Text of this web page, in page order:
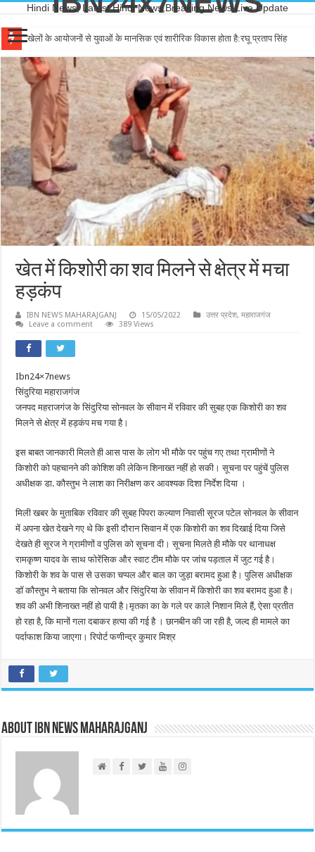
Hindi News, Latest Hindi News,Breaking News,Live Update
खेलों के आयोजनों से युवाओं के मानसिक एवं शारीरिक विकास होता है:रघू प्रताप सिंह
खेत में किशोरी का शव मिलने से क्षेत्र में मचा
हड़कंप
IBN NEWS MAHARAJGANJ 15/05/2022 उत्तर प्रदेश,महाराजगंज
Leave a comment
389 Views
Ibn24×7news
सिंदुरिया महाराजगंज
जनपद महराजगंज के सिंदुरिया सोनवल के सीवान में रविवार की सुबह एक किशोरी का शव
मिलने से क्षेत्र में हड़कंप मच गया है।
इस बाबत जानकारी मिलते ही आस पास के लोग भी मौके पर पहुंच गए तथा ग्रामीणों ने
किशोरी को पहचानने की कोशिश की लेकिन शिनाख्त नहीं हो सकी। सूचना पर पहुंचें पुलिस
अधीक्षक डा. कौस्तुभ ने लाश का निरीक्षण कर आवश्यक दिशा निर्देश दिया ।
मिली खबर के मुताबिक रविवार की सुबह पिपरा कल्याण निवासी सूरज पटेल सोनवल के सीवान
में अपना खेत देखने गए थे कि इसी दौरान सिवान में एक किशोरी का शव दिखाई दिया जिसे
देखते ही सूरज ने ग्रामीणों व पुलिस को सूचना दी। सूचना मिलते ही मौके पर थानाधक्ष
रामकृष्ण यादव के साथ फोरेंसिक और स्वाट टीम मौके पर जांच पड़ताल में जुट गई है।
किशोरी के शव के पास से उसका चप्पल और बाल का जुड़ा बरामद हुआ है। पुलिस अधीक्षक
डॉ कौस्तुभ ने बताया कि सोनवल और सिंदुरिया के सीवान में किशोरी का शव बरामद हुआ है।
शव की अभी शिनाख्त नहीं हो पायी है।मृतका का के गले पर काले निशान मिले हैं, ऐसा प्रतीत
हो रहा है, कि मानों गला दबाकर हत्या की गई है । छानबीन की जा रही है, जल्द ही मामले का
पर्दाफाश किया जाएगा। रिपोर्ट फणीन्द्र कुमार मिश्र
About IBN NEWS MAHARAJGANJ